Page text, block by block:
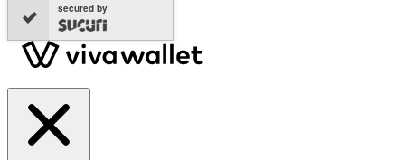
secured by